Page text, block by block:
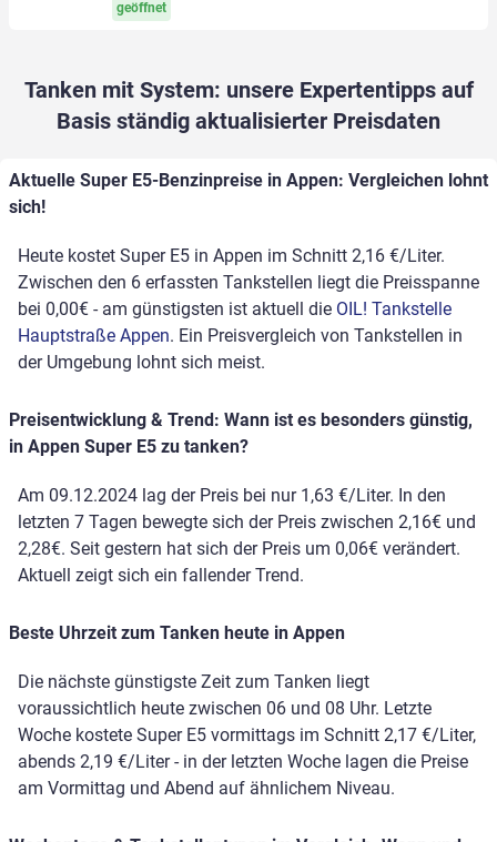
geöffnet
Tanken mit System: unsere Expertentipps auf
Basis ständig aktualisierter Preisdaten
Aktuelle Super E5-Benzinpreise in Appen: Vergleichen lohnt
sich!
Heute kostet Super E5 in Appen im Schnitt 2,16 €/Liter.
Zwischen den 6 erfassten Tankstellen liegt die Preisspanne
bei 0,00€ - am günstigsten ist aktuell die OIL! Tankstelle
Hauptstraße Appen. Ein Preisvergleich von Tankstellen in
der Umgebung lohnt sich meist.
Preisentwicklung & Trend: Wann ist es besonders günstig,
in Appen Super E5 zu tanken?
Am 09.12.2024 lag der Preis bei nur 1,63 €/Liter. In den
letzten 7 Tagen bewegte sich der Preis zwischen 2,16€ und
2,28€. Seit gestern hat sich der Preis um 0,06€ verändert.
Aktuell zeigt sich ein fallender Trend.
Beste Uhrzeit zum Tanken heute in Appen
Die nächste günstigste Zeit zum Tanken liegt
voraussichtlich heute zwischen 06 und 08 Uhr. Letzte
Woche kostete Super E5 vormittags im Schnitt 2,17 €/Liter,
abends 2,19 €/Liter - in der letzten Woche lagen die Preise
am Vormittag und Abend auf ähnlichem Niveau.